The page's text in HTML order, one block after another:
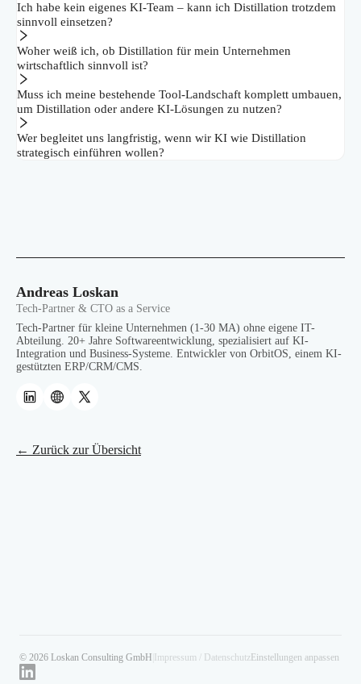
Ich habe kein eigenes KI-Team – kann ich Distillation trotzdem
sinnvoll einsetzen?
Woher weiß ich, ob Distillation für mein Unternehmen
wirtschaftlich sinnvoll ist?
Muss ich meine bestehende Tool-Landschaft komplett umbauen,
um Distillation oder andere KI-Lösungen zu nutzen?
Wer begleitet uns langfristig, wenn wir KI wie Distillation
strategisch einführen wollen?
Andreas Loskan
Tech-Partner & CTO as a Service
Tech-Partner für kleine Unternehmen (1-30 MA) ohne eigene IT-
Abteilung. 20+ Jahre Softwareentwicklung, spezialisiert auf KI-
Integration und Business-Systeme. Entwickler von OrbitOS, einem KI-
gestützten ERP/CRM/CMS.
← Zurück zur Übersicht
© 2026 Loskan Consulting GmbH Impressum / Datenschutz Einstellungen anpassen